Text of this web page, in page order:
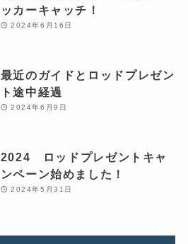
ッカーキャッチ！
2024年6月16日
最近のガイドとロッドプレゼン
ト途中経過
2024年6月9日
2024 ロッドプレゼントキャ
ンペーン始めました！
2024年5月31日